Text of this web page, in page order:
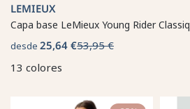
LEMIEUX
Capa base LeMieux Young Rider
desde 25,64 €53,95 €
13 colores